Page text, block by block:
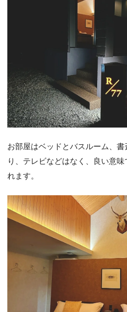
お部屋はベッドとバスルーム、
り、テレビなどはなく、良い意味
れます。